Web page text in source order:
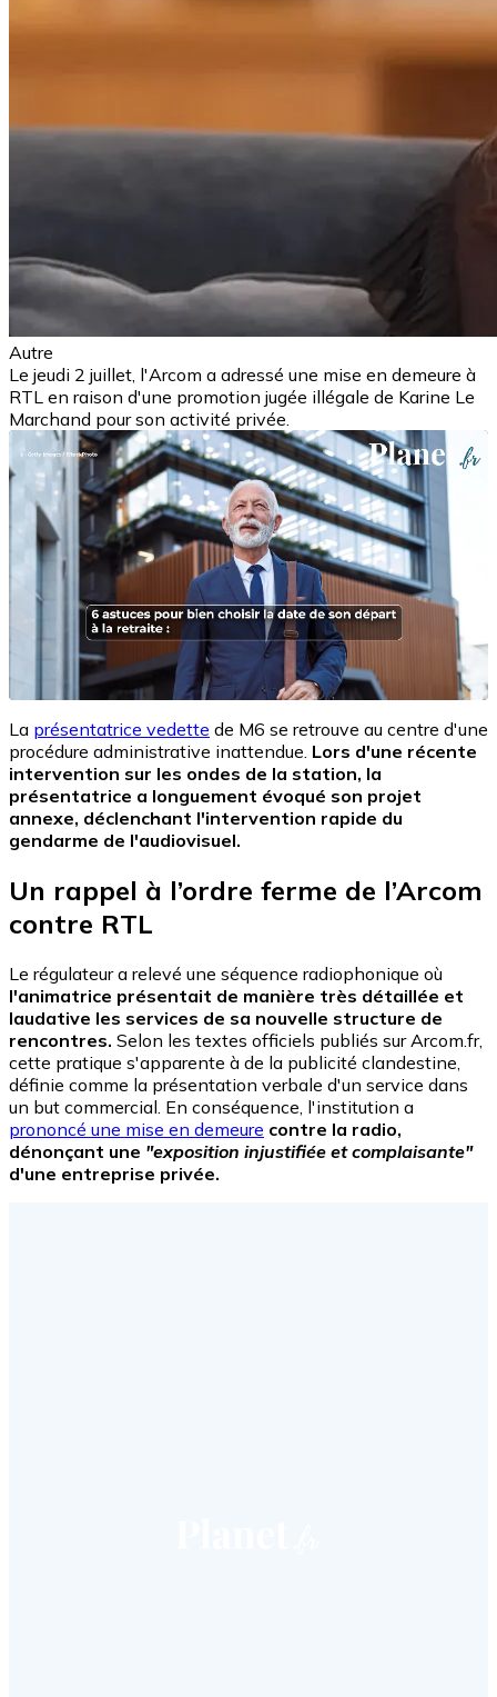
Autre
Le jeudi 2 juillet, l'Arcom a adressé une mise en demeure à
RTL en raison d'une promotion jugée illégale de Karine Le
Marchand pour son activité privée.
La présentatrice vedette de M6 se retrouve au centre d'une
procédure administrative inattendue. Lors d'une récente
intervention sur les ondes de la station, la
présentatrice a longuement évoqué son projet
annexe, déclenchant l'intervention rapide du
gendarme de l'audiovisuel.
Un rappel à l’ordre ferme de l’Arcom
contre RTL
Le régulateur a relevé une séquence radiophonique où
l'animatrice présentait de manière très détaillée et
laudative les services de sa nouvelle structure de
rencontres. Selon les textes officiels publiés sur Arcom.fr,
cette pratique s'apparente à de la publicité clandestine,
définie comme la présentation verbale d'un service dans
un but commercial. En conséquence, l'institution a
prononcé une mise en demeure contre la radio,
dénonçant une "exposition injustifiée et complaisante"
d'une entreprise privée.